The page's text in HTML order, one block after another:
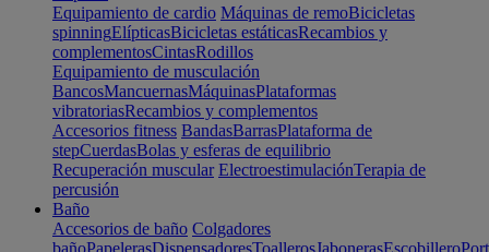
Equipamiento de cardio Máquinas de remoBicicletas
spinningElípticasBicicletas estáticasRecambios y
complementosCintasRodillos
Equipamiento de musculación
BancosMancuernasMáquinasPlataformas
vibratoriasRecambios y complementos
Accesorios fitness BandasBarrasPlataforma de
stepCuerdasBolas y esferas de equilibrio
Recuperación muscular ElectroestimulaciónTerapia de
percusión
Baño
Accesorios de baño Colgadores
bañoPapelerasDispensadoresToallerosJabonerasEscobillero